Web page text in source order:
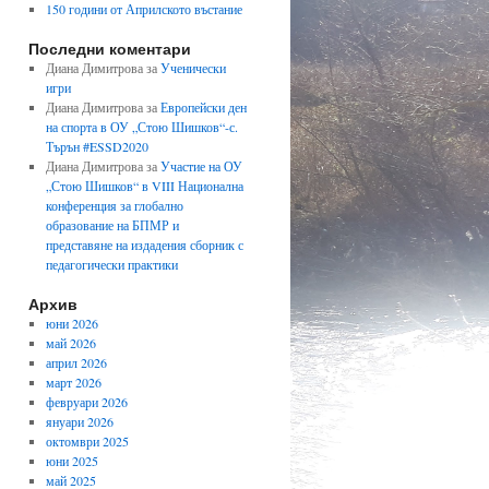
150 години от Априлското въстание
Последни коментари
Диана ДимитровазаУченически
игри
Диана ДимитровазаЕвропейски ден
на спорта в ОУ „Стою Шишков“-с.
Търън #ESSD2020
Диана ДимитровазаУчастие на ОУ
„Стою Шишков“ в VIII Национална
конференция за глобално
образование на БПМР и
представяне на издадения сборник с
педагогически практики
Архив
юни 2026
май 2026
април 2026
март 2026
февруари 2026
януари 2026
октомври 2025
юни 2025
май 2025